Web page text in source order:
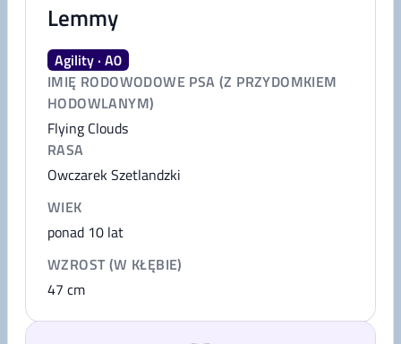
Lemmy
Agility · A0
IMIĘ RODOWODOWE PSA (Z PRZYDOMKIEM
HODOWLANYM)
Flying Clouds
RASA
Owczarek Szetlandzki
WIEK
ponad 10 lat
WZROST (W KŁĘBIE)
47 cm